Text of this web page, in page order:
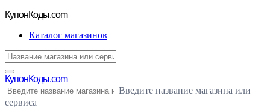
КупонКоды.com
Каталог магазинов
КупонКоды.com
Введите название магазина или
сервиса